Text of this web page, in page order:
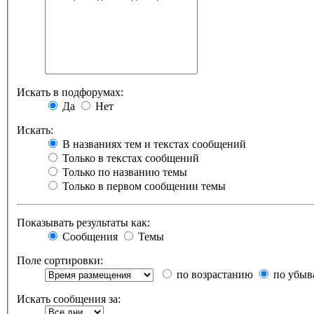
Искать в подфорумах:
Да
Нет
Искать:
В названиях тем и текстах сообщений
Только в текстах сообщений
Только по названию темы
Только в первом сообщении темы
Показывать результаты как:
Сообщения
Темы
Поле сортировки:
по возрастанию
по
Искать сообщения за: